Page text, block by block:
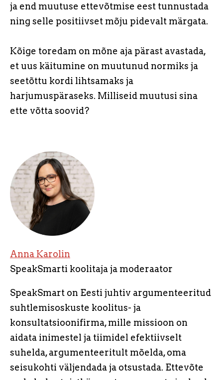
ja end muutuse ettevõtmise eest tunnustada
ning selle positiivset mõju pidevalt märgata.
Kõige toredam on mõne aja pärast avastada,
et uus käitumine on muutunud normiks ja
seetõttu kordi lihtsamaks ja
harjumuspäraseks. Milliseid muutusi sina
ette võtta soovid?
Anna Karolin
SpeakSmarti koolitaja ja moderaator
SpeakSmart on Eesti juhtiv argumenteeritud
suhtlemisoskuste koolitus- ja
konsultatsioonifirma, mille missioon on
aidata inimestel ja tiimidel efektiivselt
suhelda, argumenteeritult mõelda, oma
seisukohti väljendada ja otsustada. Ettevõte